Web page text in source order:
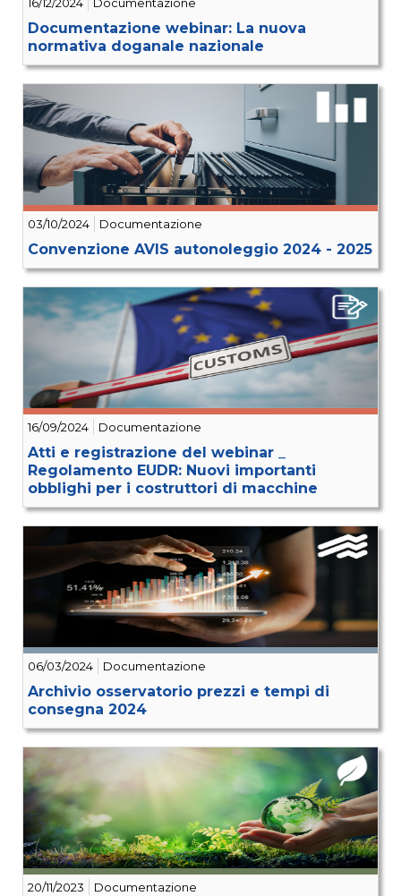
16/12/2024 Documentazione
Documentazione webinar: La nuova
normativa doganale nazionale
03/10/2024 Documentazione
Convenzione AVIS autonoleggio 2024 - 2025
16/09/2024 Documentazione
Atti e registrazione del webinar _
Regolamento EUDR: Nuovi importanti
obblighi per i costruttori di macchine
06/03/2024 Documentazione
Archivio osservatorio prezzi e tempi di
consegna 2024
20/11/2023 Documentazione